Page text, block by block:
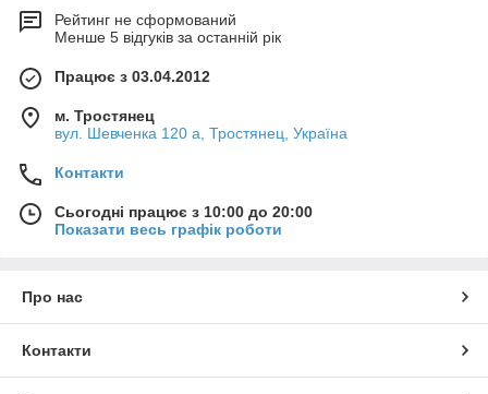
Рейтинг не сформований
Менше 5 відгуків за останній рік
Працює з 03.04.2012
м. Тростянец
вул. Шевченка 120 а, Тростянец, Україна
Контакти
Сьогодні працює з 10:00 до 20:00
Показати весь графік роботи
Про нас
Контакти